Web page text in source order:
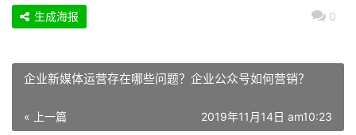
0
生成海报
企业新媒体运营存在哪些问题？企业公众号如何营销？
« 上一篇 2019年11月14日 am10:23